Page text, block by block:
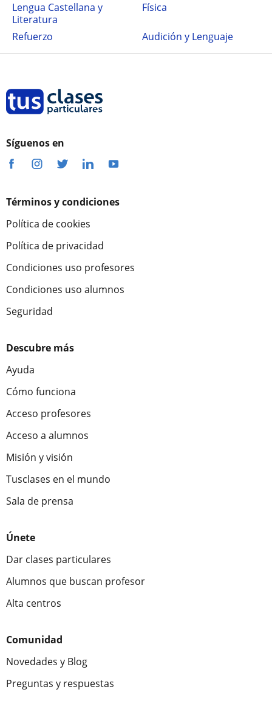
Lengua Castellana y
Literatura
Física
Refuerzo Audición y Lenguaje
Síguenos en
Términos y condiciones
Política de cookies
Política de privacidad
Condiciones uso profesores
Condiciones uso alumnos
Seguridad
Descubre más
Ayuda
Cómo funciona
Acceso profesores
Acceso a alumnos
Misión y visión
Tusclases en el mundo
Sala de prensa
Únete
Dar clases particulares
Alumnos que buscan profesor
Alta centros
Comunidad
Novedades y Blog
Preguntas y respuestas